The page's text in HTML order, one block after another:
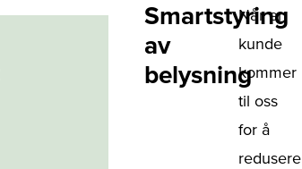
Smartstyring
av
belysning
Når en
kunde
kommer
til oss
for å
redusere